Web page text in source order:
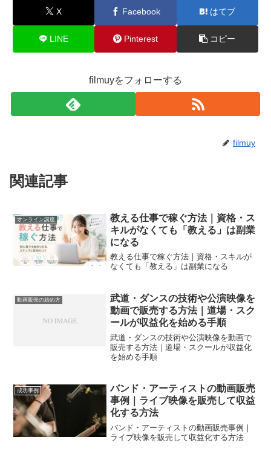
X Facebook はてブ
LINE Pinterest コピー
filmuyをフォローする
filmuy
関連記事
オンライン講座
教える仕事で稼ぐ方法｜資格・ス
キルがなくても「教える」は副業
になる
教える仕事で稼ぐ方法｜資格・スキルが
なくても「教える」は副業になる
動画販売の始め方
武道・ダンスの技術や公演映像を
動画で販売する方法｜道場・スク
ールが収益化を始める手順
武道・ダンスの技術や公演映像を動画で
販売する方法｜道場・スクールが収益化
を始める手順
成功事例
バンド・アーティストの動画販売
事例｜ライブ映像を販売して収益
化する方法
バンド・アーティストの動画販売事例｜
ライブ映像を販売して収益化する方法